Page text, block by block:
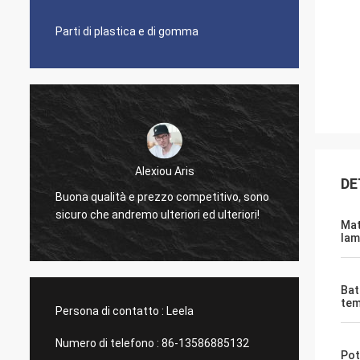
Parti di plastica e di gomma
Alexiou Aris
Buona qualità e prezzo competitivo, sono
sicuro che andremo ulteriori ed ulteriori!
Persona di contatto : Leela
Numero di telefono : 86-13586885132